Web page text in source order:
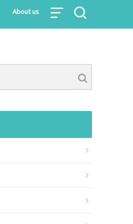
About us